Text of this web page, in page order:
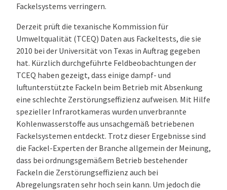
Fackelsystems verringern.
Derzeit prüft die texanische Kommission für
Umweltqualität (TCEQ) Daten aus Fackeltests, die sie
2010 bei der Universität von Texas in Auftrag gegeben
hat. Kürzlich durchgeführte Feldbeobachtungen der
TCEQ haben gezeigt, dass einige dampf- und
luftunterstützte Fackeln beim Betrieb mit Absenkung
eine schlechte Zerstörungseffizienz aufweisen. Mit Hilfe
spezieller Infrarotkameras wurden unverbrannte
Kohlenwasserstoffe aus unsachgemäß betriebenen
Fackelsystemen entdeckt. Trotz dieser Ergebnisse sind
die Fackel-Experten der Branche allgemein der Meinung,
dass bei ordnungsgemäßem Betrieb bestehender
Fackeln die Zerstörungseffizienz auch bei
Abregelungsraten sehr hoch sein kann. Um jedoch die